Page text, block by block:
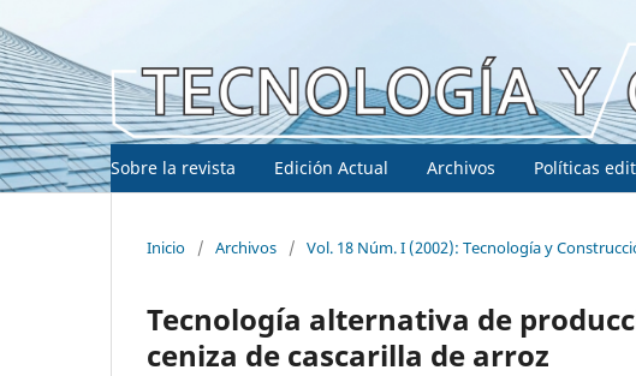
Sobre la revista Edición Actual Archivos Políticas
Inicio / Archivos / Vol. 18 Núm. I (2002): Tecnología y
Tecnología alternativa de
ceniza de cascarilla de arroz